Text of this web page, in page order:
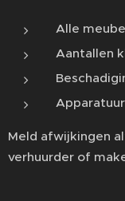
Alle
Aantallen
Meld afwijkingen
verhuurder of